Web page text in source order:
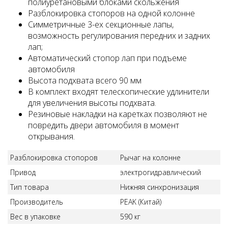
Разблокировка стопоров на одной колонне
Симметричные 3-ех секционные лапы,
возможность регулирования передних и задних
лап;
Автоматический стопор лап при подъеме
автомобиля
Высота подхвата всего 90 мм
В комплект входят телескопические удлинители
для увеличения высоты подхвата.
Резиновые накладки на каретках позволяют не
повредить двери автомобиля в момент
открывания.
Разблокировка стопоров
Рычаг на колонне
Привод
электрогидравлический
Тип товара
Нижняя синхронизация
Производитель
PEAK (Китай)
Вес в упаковке
590 кг